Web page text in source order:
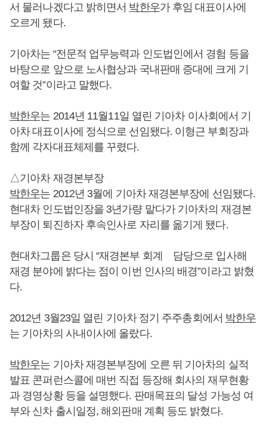
서 물러나겠다고 밝히면서 박한우가 후임 대표이사에
오르게 됐다.
기아차는 “전문적 업무능력과 인도법인에서 경험 등을
바탕으로 앞으로 노사협상과 국내판매 증대에 크게 기
여할 것”이라고 말했다.
박한우는 2014년 11월11일 열린 기아차 이사회에서 기
아차 대표이사에 정식으로 선임됐다. 이형근 부회장과
함께 각자대표체제를 꾸렸다.
△기아차 재경본부장
박한우는 2012년 3월에 기아차 재경본부장에 선임됐다.
현대차 인도법인장을 3년가량 맡다가 기아차의 재경본
부장이 퇴진하자 후속인사로 자리를 옮기게 됐다.
현대차그룹은 당시 “재경본부 회계 담당으로 입사해
재경 분야에 밝다는 점이 이번 인사의 배경”이라고 밝혔
다.
2012년 3월23일 열린 기아차 정기 주주총회에서 박한우
는 기아차의 사내이사에 올랐다.
박한우는 기아차 재경본부장에 오른 뒤 기아차의 실적
발표 콘퍼런스콜에 매번 직접 등장해 회사의 재무현황
과 경영상황 등을 설명했다. 판매목표의 달성 가능성 여
부와 신차 출시일정, 해외판매 계획 등도 밝혔다.